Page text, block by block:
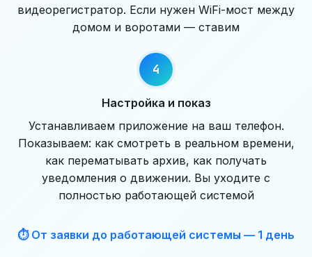
видеорегистратор. Если нужен WiFi-мост между
домом и воротами — ставим
Настройка и показ
Устанавливаем приложение на ваш телефон.
Показываем: как смотреть в реальном времени,
как перематывать архив, как получать
уведомления о движении. Вы уходите с
полностью работающей системой
⏱ От заявки до работающей системы — 1 день